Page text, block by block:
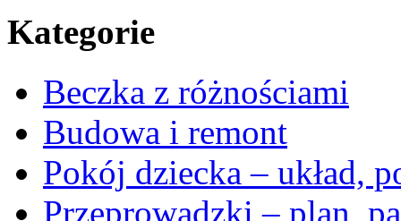
Kategorie
Beczka z różnościami
Budowa i remont
Pokój dziecka – układ,
Przeprowadzki – plan,